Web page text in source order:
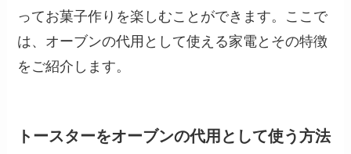
ってお菓子作りを楽しむことができます。ここで
は、オーブンの代用として使える家電とその特徴
をご紹介します。
トースターをオーブンの代用として使う方法